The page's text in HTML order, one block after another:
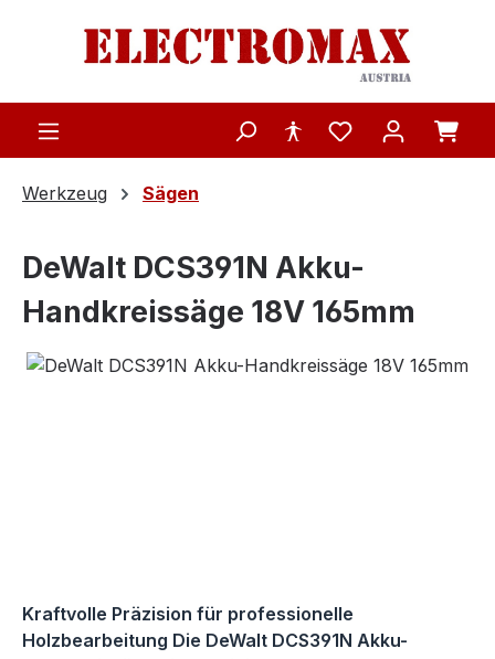
Zum Hauptinhalt springen
Werkzeug Sägen
DeWalt DCS391N Akku-
Handkreissäge 18V 165mm
Bildergalerie überspringen
Kraftvolle Präzision für professionelle
Holzbearbeitung Die DeWalt DCS391N Akku-